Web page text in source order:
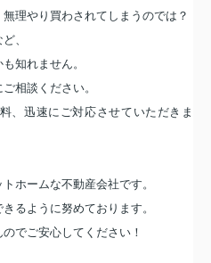
理やり買わされてしまうのでは？
、
知れません。
ご相談ください。
、迅速にご対応させていただきま
ホームな不動産会社です。
るように努めております。
でご安心してください！